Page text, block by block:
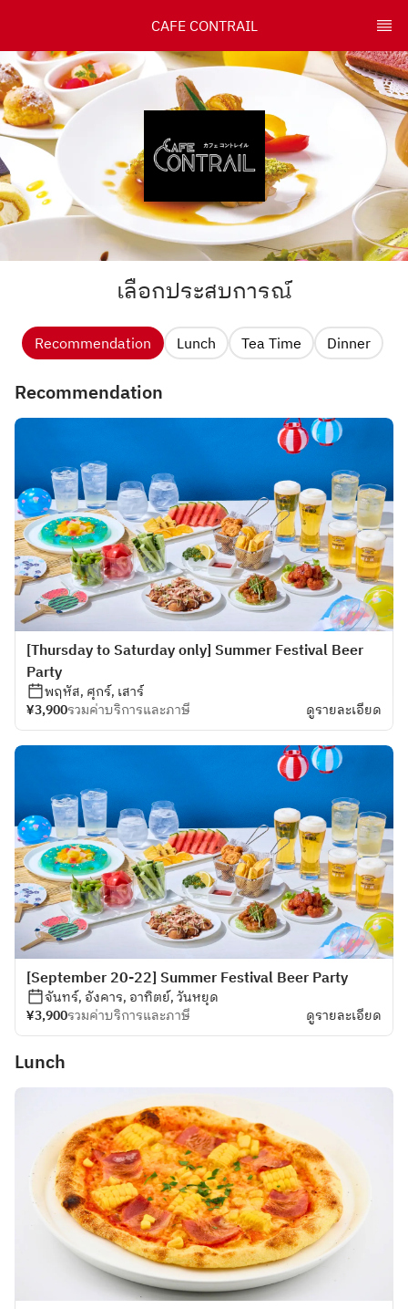
CAFE CONTRAIL
เลือกประสบการณ์
Recommendation Lunch Tea Time Dinner
Recommendation
[Thursday to Saturday only] Summer Festival Beer
Party
พฤหัส, ศุกร์, เสาร์
¥3,900รวมค่าบริการและภาษี ดูรายละเอียด
[September 20-22] Summer Festival Beer Party
จันทร์, อังคาร, อาทิตย์, วันหยุด
¥3,900รวมค่าบริการและภาษี ดูรายละเอียด
Lunch